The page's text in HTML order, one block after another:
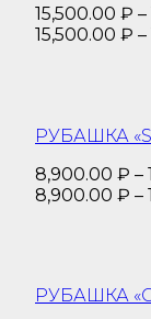
15,500.00 ₽ –
15,500.00 ₽
РУБАШКА
8,900.00 ₽ –
8,900.00 ₽ –
РУБАШКА